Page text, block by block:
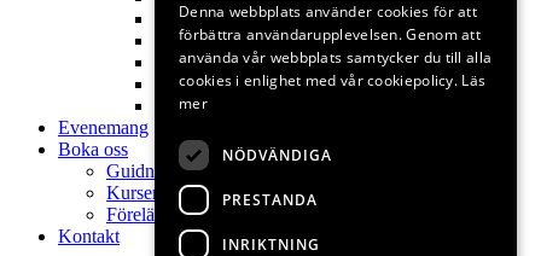
My
Poesi
Naturkontakt
Permakultur
Kontakt
Evenemang
Boka oss
Guidningar
Kurser
Föreläsningar
Kontakt
Denna webbplats använder cookies för att
förbättra användarupplevelsen. Genom att
använda vår webbplats samtycker du till alla
cookies i enlighet med vår cookiepolicy. Läs
mer
NÖDVÄNDIGA
PRESTANDA
INRIKTNING